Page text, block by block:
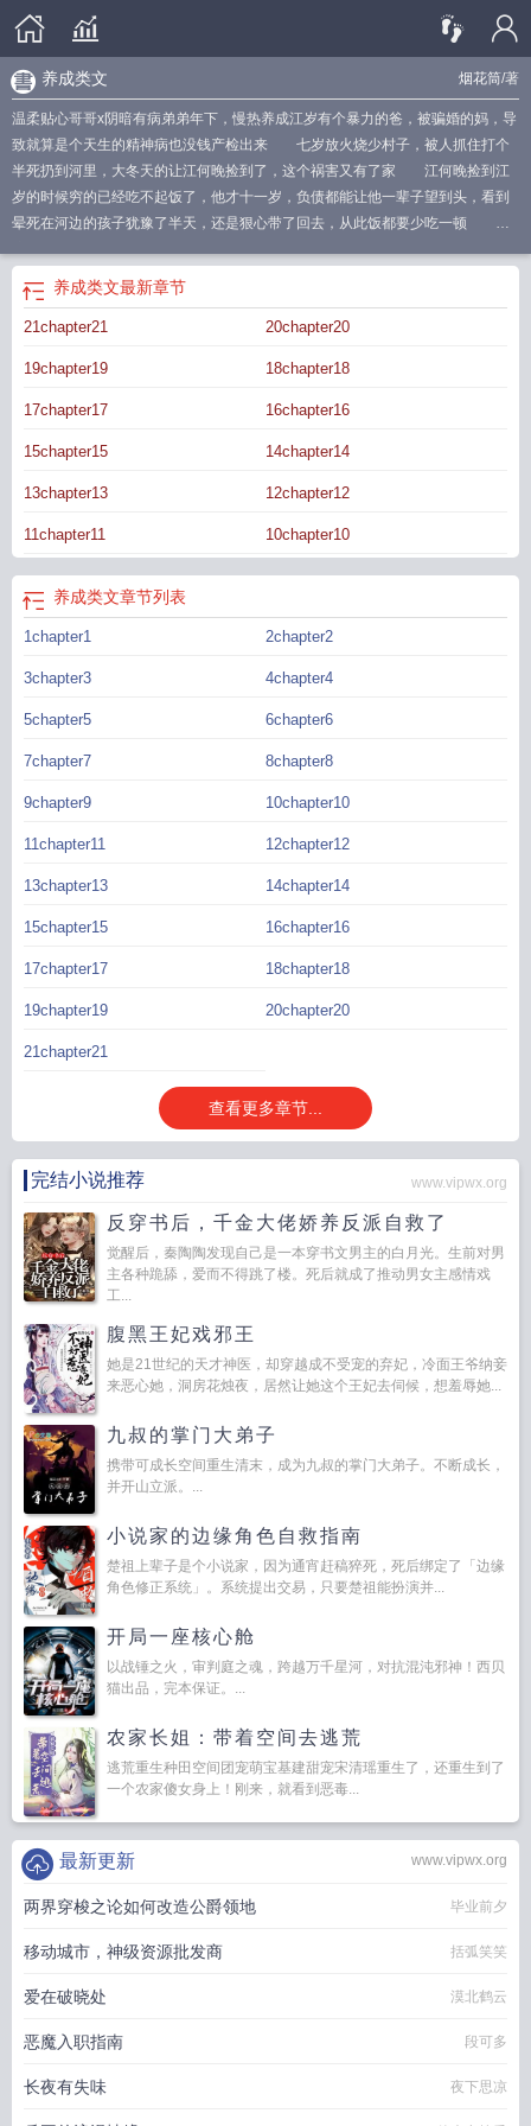
烟花筒/著
养成类文
温柔贴心哥哥x阴暗有病弟弟年下，慢热养成江岁有个暴力的爸，被骗婚的妈，导
致就算是个天生的精神病也没钱产检出来 七岁放火烧少村子，被人抓住打个
半死扔到河里，大冬天的让江何晚捡到了，这个祸害又有了家 江何晚捡到江
岁的时候穷的已经吃不起饭了，他才十一岁，负债都能让他一辈子望到头，看到
晕死在河边的孩子犹豫了半天，还是狠心带了回去，从此饭都要少吃一顿 就
记仇、阴暗、多疑，身上毛病还不少，可在江何晚眼中却是一个乖巧懂事，体贴
听话的好弟弟，从来不会让他操心什么 然而也只是他以为……江岁无数次地
想，如果自己退步一些，不那么偏执地次次相逼，他和哥哥彼此是不是就不会被
南： 1v1/sc／年下，年龄差4岁，有失忆梗 温柔贴心哥哥x阴暗有病弟
弟 慢热养成文
养成文推文一篇养成文 烟花筒
成文sc推荐一些经典养成文 养成文是什么意思?写养成文的作者
txt找一本养成 50本必看经典养成文 有什么养成文推荐吗
成文gI养成文什么意思 养成文经典文章养成文有哪些
部最火的养成文超经典养成文养成类文养成文长篇养成类小短文养成文养
成文系列经典的养成文养成文是什么类型的
Ppo养成系短文经典养成文养成文短篇完结经典的养成文推荐
养成类文最新章节
21chapter21 20chapter20
19chapter19 18chapter18
17chapter17 16chapter16
15chapter15 14chapter14
13chapter13 12chapter12
11chapter11 10chapter10
养成类文章节列表
1chapter1 2chapter2
3chapter3 4chapter4
5chapter5 6chapter6
7chapter7 8chapter8
9chapter9 10chapter10
11chapter11 12chapter12
13chapter13 14chapter14
15chapter15 16chapter16
17chapter17 18chapter18
19chapter19 20chapter20
21chapter21
查看更多章节...
完结小说推荐 www.vipwx.org
反穿书后，千金大佬娇养反派自救了
觉醒后，秦陶陶发现自己是一本穿书文男主的白月光。生前对男
主各种跪舔，爱而不得跳了楼。死后就成了推动男女主感情戏
工...
腹黑王妃戏邪王
她是21世纪的天才神医，却穿越成不受宠的弃妃，冷面王爷纳妾
来恶心她，洞房花烛夜，居然让她这个王妃去伺候，想羞辱她...
九叔的掌门大弟子
携带可成长空间重生清末，成为九叔的掌门大弟子。不断成长，
并开山立派。...
小说家的边缘角色自救指南
楚祖上辈子是个小说家，因为通宵赶稿猝死，死后绑定了「边缘
角色修正系统」。系统提出交易，只要楚祖能扮演并...
开局一座核心舱
以战锤之火，审判庭之魂，跨越万千星河，对抗混沌邪神！西贝
猫出品，完本保证。...
农家长姐：带着空间去逃荒
逃荒重生种田空间团宠萌宝基建甜宠宋清瑶重生了，还重生到了
一个农家傻女身上！刚来，就看到恶毒...
www.vipwx.org
最新更新
两界穿梭之论如何改造公爵领地 毕业前夕
移动城市，神级资源批发商 括弧笑笑
爱在破晓处 漠北鹤云
恶魔入职指南 段可多
长夜有失味 夜下思凉